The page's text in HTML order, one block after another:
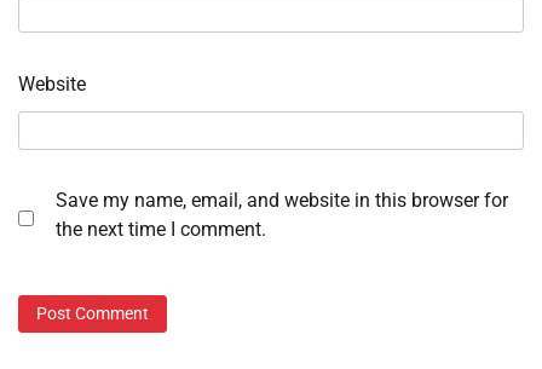
Website
Save my name, email, and website in this browser for
the next time I comment.